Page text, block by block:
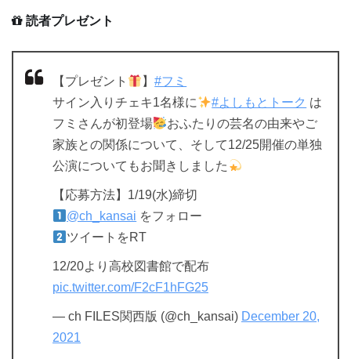
読者プレゼント
【プレゼント 】#フミ
サイン入りチェキ1名様に
#よしもとトーク は
フミさんが初登場
おふたりの芸名の由来やご
家族との関係について、そして12/25開催の単独
公演についてもお聞きしました
【応募方法】1/19(水)締切
@ch_kansai をフォロー
ツイートをRT
12/20より高校図書館で配布
pic.twitter.com/F2cF1hFG25
— ch FILES関西版 (@ch_kansai) December 20,
2021